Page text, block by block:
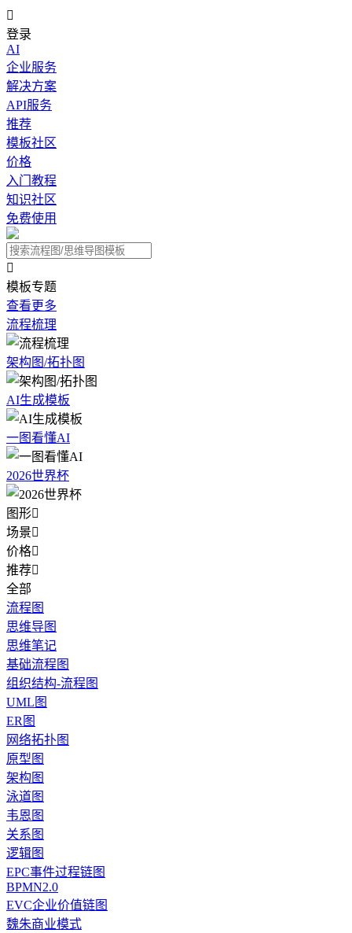

登录
AI
企业服务
解决方案
API服务
推荐
模板社区
价格
入门教程
知识社区
免费使用

模板专题
查看更多
流程梳理
架构图/拓扑图
AI生成模板
一图看懂AI
2026世界杯
图形
场景
价格
推荐
全部
流程图
思维导图
思维笔记
基础流程图
组织结构-流程图
UML图
ER图
网络拓扑图
原型图
架构图
泳道图
韦恩图
关系图
逻辑图
EPC事件过程链图
BPMN2.0
EVC企业价值链图
魏朱商业模式